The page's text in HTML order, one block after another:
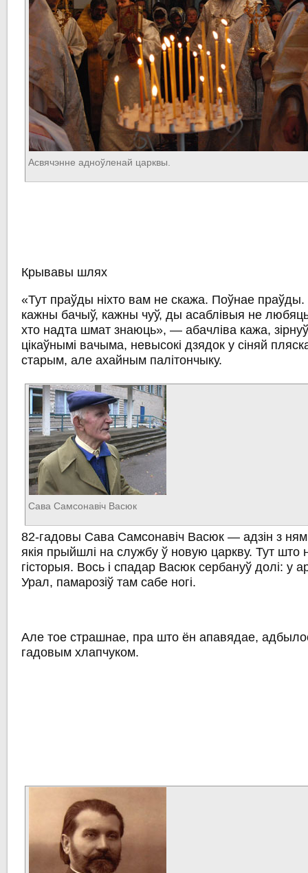
Асвячэнне адноўленай царквы.
Крывавы шлях
«Тут праўды ніхто вам не скажа. Поўнае праўды.
кажны бачыў, кажны чуў, ды асаблівыя не
хто надта шмат знаюць», — абачліва кажа,
цікаўнымі вачыма, невысокі дзядок у сіняй
старым, але ахайным палітончыку.
Сава Самсонавіч Васюк
82-гадовы Сава Самсонавіч Васюк — адзін з
якія прыйшлі на службу ў новую царкву. Тут што
гісторыя. Вось і спадар Васюк сербануў долі: у
Урал, памарозіў там сабе ногі.
Але тое страшнае, пра што ён апавядае,
гадовым хлапчуком.